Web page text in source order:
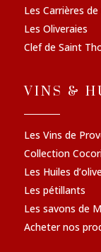
Les Carrières
Les Oliveraies
Clef de Saint
VINS &
Les Vins de
Collection
Les Huiles
Les pétillants
Les savons de
Acheter nos